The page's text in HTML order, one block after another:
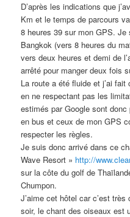
D’après les indications que
Km et le temps de parcours
8 heures 39 sur mon GPS.
Bangkok (vers 8 heures du
vers deux heures et demi de
arrêté pour manger deux fois
La route a été fluide et j’ai
en ne respectant pas les
estimés par Google sont
en bus et ceux de mon GPS
respecter les règles.
Je suis donc arrivé dans ce
Wave Resort » http://
sur la côte du golf de
Chumpon.
J’aime cet hôtel car c’est
soir, le chant des oiseaux est